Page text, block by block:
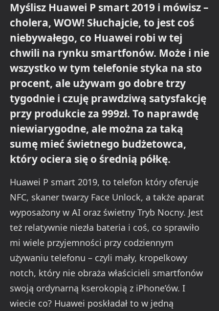
Myślisz Huawei P smart 2019 i mówisz –
cholera, WOW! Słuchajcie, to jest coś
niebywałego, co Huawei robi w tej
chwili na rynku smartfonów. Może i nie
wszystko w tym telefonie styka na sto
procent, ale używam go dobre trzy
tygodnie i czuję prawdziwą satysfakcję
przy produkcie za 999zł. To naprawdę
niewiarygodne, ale można za taką
sumę mieć świetnego budżetowca,
który ociera się o średnią półkę.
Huawei P smart 2019, to telefon który oferuje
NFC, skaner twarzy Face Unlock, a także aparat
wyposażony w AI oraz świetny Tryb Nocny. Jest
też relatywnie niezła bateria i coś, co sprawiło
mi wiele przyjemności przy codziennym
używaniu telefonu – czyli mały, kropelkowy
notch, który nie obraża właścicieli smartfonów
swoją ordynarną kserokopią z iPhone’ów. I
wiecie co? Huawei poskładał to w jedną